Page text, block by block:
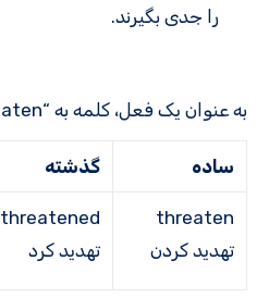
را جدی بگیرند.
به عنوان یک فعل، کلمه به “threaten” تغییر می کند.
ساده گذشته
threaten
تهدید کردن
threatened
تهدید کرد